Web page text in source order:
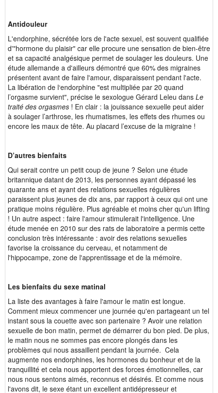
Antidouleur
L'endorphine, sécrétée lors de l'acte sexuel, est souvent qualifiée
d'"hormone du plaisir" car elle procure une sensation de bien-être
et sa capacité analgésique permet de soulager les douleurs. Une
étude allemande a d'ailleurs démontré que 60% des migraines
présentent avant de faire l'amour, disparaissent pendant l'acte.
La libération de l‘endorphine "est multipliée par 20 quand
l’orgasme survient", précise le sexologue Gérard Leleu dans Le
traité des orgasmes ! En clair : la jouissance sexuelle peut aider
à soulager l’arthrose, les rhumatismes, les effets des rhumes ou
encore les maux de tête. Au placard l’excuse de la migraine !
D’autres bienfaits
Qui serait contre un petit coup de jeune ? Selon une étude
britannique datant de 2013, les personnes ayant dépassé les
quarante ans et ayant des relations sexuelles régulières
paraissent plus jeunes de dix ans, par rapport à ceux qui ont une
pratique moins régulière. Plus agréable et moins cher qu'un lifting
! Un autre aspect : faire l'amour stimulerait l'intelligence. Une
étude menée en 2010 sur des rats de laboratoire a permis cette
conclusion très intéressante : avoir des relations sexuelles
favorise la croissance du cerveau, et notamment de
l'hippocampe, zone de l'apprentissage et de la mémoire.
Les bienfaits du sexe matinal
La liste des avantages à faire l'amour le matin est longue.
Comment mieux commencer une journée qu'en partageant un tel
instant sous la couette avec son partenaire ? Avoir une relation
sexuelle de bon matin, permet de démarrer du bon pied. De plus,
le matin nous ne sommes pas encore plongés dans les
problèmes qui nous assaillent pendant la journée. Cela
augmente nos endorphines, les hormones du bonheur et de la
tranquillité et cela nous apportent des forces émotionnelles, car
nous nous sentons aimés, reconnus et désirés. Et comme nous
l'avons dit, le sexe étant un excellent antidépresseur et